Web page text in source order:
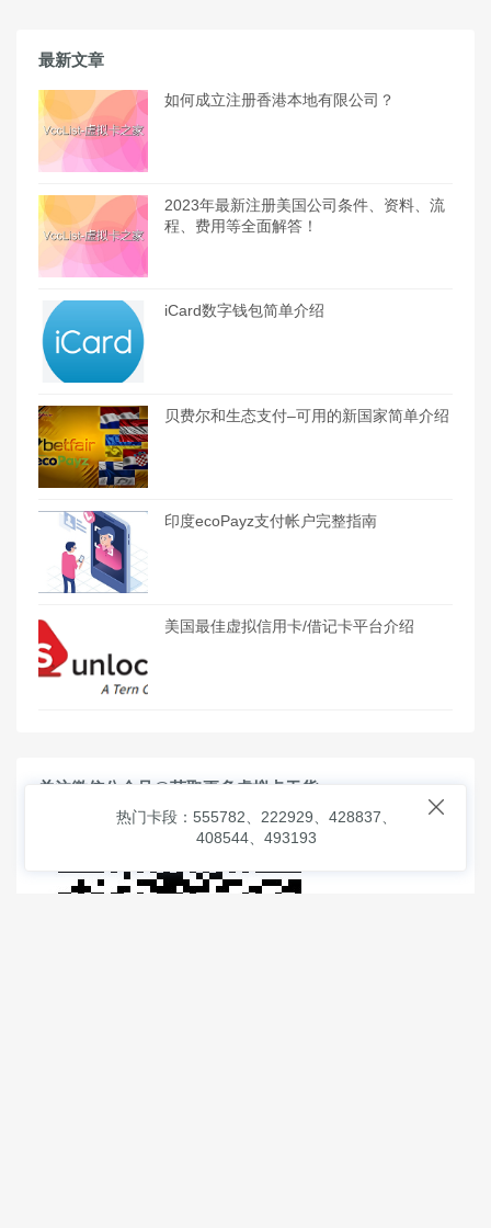
最新文章
如何成立注册香港本地有限公司？
2023年最新注册美国公司条件、资料、流
程、费用等全面解答！
iCard数字钱包简单介绍
贝费尔和生态支付–可用的新国家简单介绍
印度ecoPayz支付帐户完整指南
美国最佳虚拟信用卡/借记卡平台介绍
关注微信公众号@获取更多虚拟卡干货

热门卡段：555782、222929、428837、
408544、493193